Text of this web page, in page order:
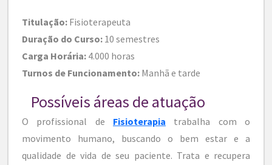
Titulação: Fisioterapeuta
Duração do Curso: 10 semestres
Carga Horária: 4.000 horas
Turnos de Funcionamento: Manhã e tarde
Possíveis áreas de atuação
O profissional de Fisioterapia trabalha com o
movimento humano, buscando o bem estar e a
qualidade de vida de seu paciente. Trata e recupera